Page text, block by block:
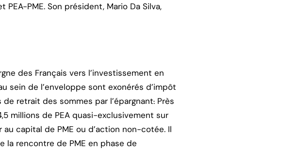
PME. Son président, Mario Da Silva,
des Français vers l’investissement en
sein de l’enveloppe sont exonérés d’impôt
retrait des sommes par l’épargnant. Près
millions de PEA quasi-exclusivement sur
capital de PME ou d’action non-cotée. Il
la rencontre de PME en phase de